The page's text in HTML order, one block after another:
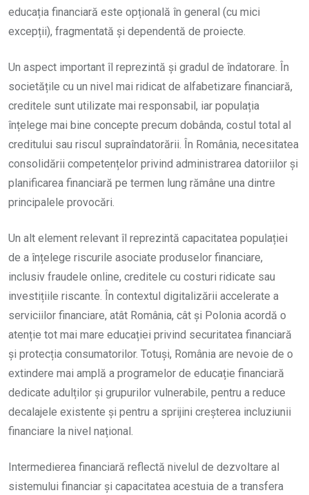
educația financiară este opțională în general (cu mici
excepții), fragmentată și dependentă de proiecte.
Un aspect important îl reprezintă și gradul de îndatorare. În
societățile cu un nivel mai ridicat de alfabetizare financiară,
creditele sunt utilizate mai responsabil, iar populația
înțelege mai bine concepte precum dobânda, costul total al
creditului sau riscul supraîndatorării. În România, necesitatea
consolidării competențelor privind administrarea datoriilor și
planificarea financiară pe termen lung rămâne una dintre
principalele provocări.
Un alt element relevant îl reprezintă capacitatea populației
de a înțelege riscurile asociate produselor financiare,
inclusiv fraudele online, creditele cu costuri ridicate sau
investițiile riscante. În contextul digitalizării accelerate a
serviciilor financiare, atât România, cât și Polonia acordă o
atenție tot mai mare educației privind securitatea financiară
și protecția consumatorilor. Totuși, România are nevoie de o
extindere mai amplă a programelor de educație financiară
dedicate adulților și grupurilor vulnerabile, pentru a reduce
decalajele existente și pentru a sprijini creșterea incluziunii
financiare la nivel național.
Intermedierea financiară reflectă nivelul de dezvoltare al
sistemului financiar și capacitatea acestuia de a transfera